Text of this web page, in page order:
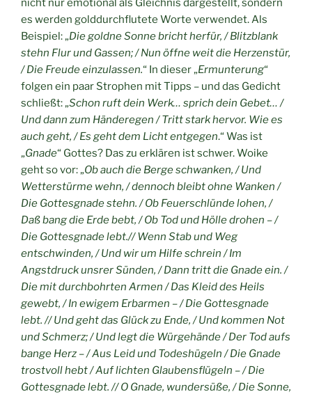
nicht nur emotional als Gleichnis dargestellt, sondern
es werden golddurchflutete Worte verwendet. Als
Beispiel: „Die goldne Sonne bricht herfür, / Blitzblank
stehn Flur und Gassen; / Nun öffne weit die Herzenstür,
/ Die Freude einzulassen.“ In dieser „Ermunterung“
folgen ein paar Strophen mit Tipps – und das Gedicht
schließt: „Schon ruft dein Werk… sprich dein Gebet… /
Und dann zum Händeregen / Tritt stark hervor. Wie es
auch geht, / Es geht dem Licht entgegen.“ Was ist
„Gnade“ Gottes? Das zu erklären ist schwer. Woike
geht so vor: „Ob auch die Berge schwanken, / Und
Wetterstürme wehn, / dennoch bleibt ohne Wanken /
Die Gottesgnade stehn. / Ob Feuerschlünde lohen, /
Daß bang die Erde bebt, / Ob Tod und Hölle drohen – /
Die Gottesgnade lebt.// Wenn Stab und Weg
entschwinden, / Und wir um Hilfe schrein / Im
Angstdruck unsrer Sünden, / Dann tritt die Gnade ein. /
Die mit durchbohrten Armen / Das Kleid des Heils
gewebt, / In ewigem Erbarmen – / Die Gottesgnade
lebt. // Und geht das Glück zu Ende, / Und kommen Not
und Schmerz; / Und legt die Würgehände / Der Tod aufs
bange Herz – / Aus Leid und Todeshügeln / Die Gnade
trostvoll hebt / Auf lichten Glaubensflügeln – / Die
Gottesgnade lebt. // O Gnade, wundersüße, / Die Sonne,